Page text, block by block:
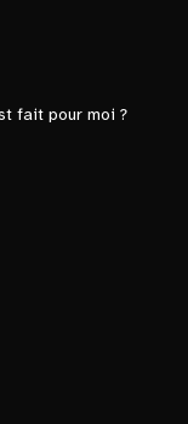
fait pour moi ?